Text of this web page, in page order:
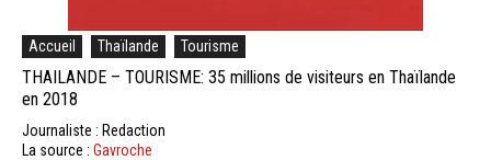
Accueil Thaïlande Tourisme
THAILANDE – TOURISME: 35 millions de visiteurs en Thaïlande
en 2018
Journaliste : Redaction
La source : Gavroche